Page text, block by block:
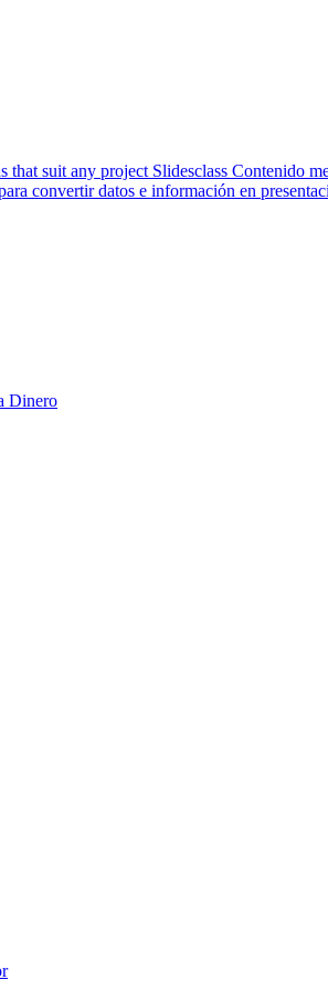
that suit any project Slidesclass Contenido
convertir datos e información en
Dinero